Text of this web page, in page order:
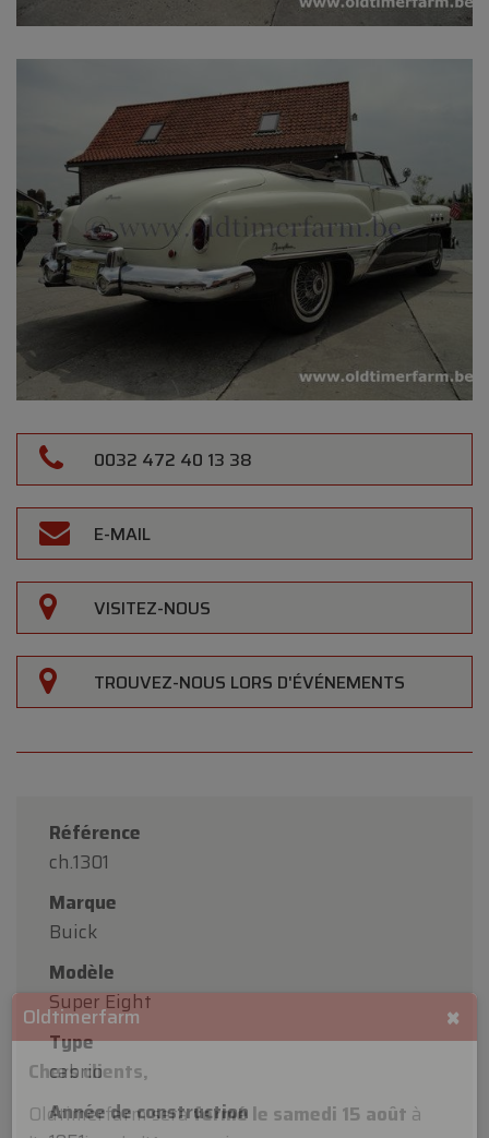
0032 472 40 13 38
E-MAIL
VISITEZ-NOUS
TROUVEZ-NOUS LORS D'ÉVÉNEMENTS
Référence
ch.1301
Marque
Buick
Modèle
Super Eight
Type
cabrio
Année de construction
Oldtimerfarm